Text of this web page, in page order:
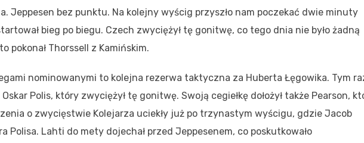
Jeppesen bez punktu. Na kolejny wyścig przyszło nam poczekać dwie minuty
bieg po biegu. Czech zwyciężył tę gonitwę, co tego dnia nie było żadną
pokonał Thorssell z Kamińskim.
nominowanymi to kolejna rezerwa taktyczna za Huberta Łęgowika. Tym
Polis, który zwyciężył tę gonitwę. Swoją cegiełkę dołożył także Pearson,
o zwycięstwie Kolejarza uciekły już po trzynastym wyścigu, gdzie Jacob
Polisa. Lahti do mety dojechał przed Jeppesenem, co poskutkowało